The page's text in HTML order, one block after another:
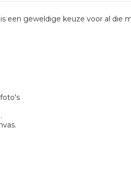
een geweldige keuze voor al die